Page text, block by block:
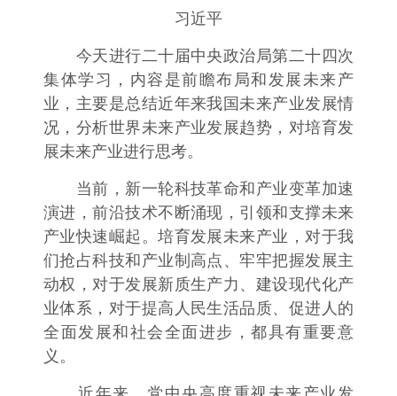
习近平
今天进行二十届中央政治局第二十四次
集体学习，内容是前瞻布局和发展未来产
业，主要是总结近年来我国未来产业发展情
况，分析世界未来产业发展趋势，对培育发
展未来产业进行思考。
当前，新一轮科技革命和产业变革加速
演进，前沿技术不断涌现，引领和支撑未来
产业快速崛起。培育发展未来产业，对于我
们抢占科技和产业制高点、牢牢把握发展主
动权，对于发展新质生产力、建设现代化产
业体系，对于提高人民生活品质、促进人的
全面发展和社会全面进步，都具有重要意
义。